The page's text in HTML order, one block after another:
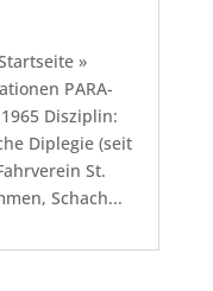
»
PARA-
Disziplin:
Diplegie (seit
St.
Schach...